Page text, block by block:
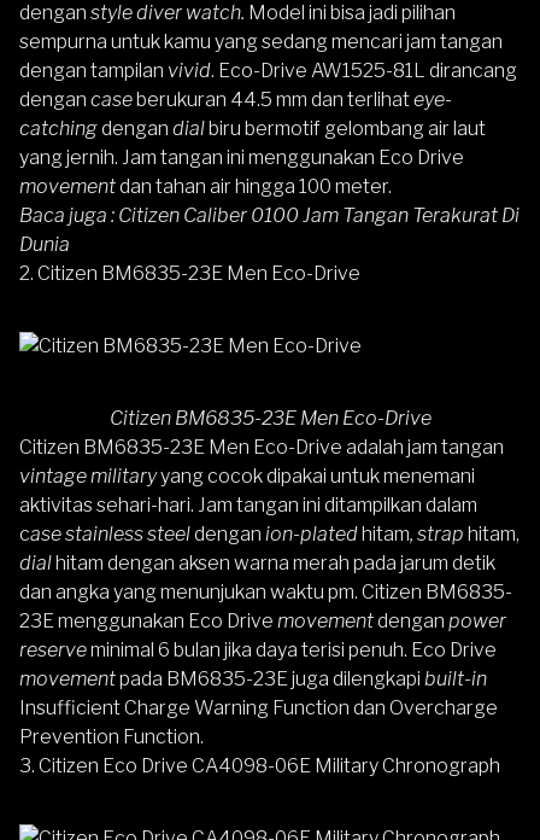
dengan style diver watch. Model ini bisa jadi pilihan
sempurna untuk kamu yang sedang mencari jam tangan
dengan tampilan vivid. Eco-Drive AW1525-81L dirancang
dengan caseberukuran 44.5 mm dan terlihateye-
catchingdengan dialbiru bermotif gelombang air laut
yang jernih. Jam tangan ini menggunakan Eco Drive
movementdan tahan air hingga 100 meter.
Baca juga : Citizen Caliber 0100 Jam Tangan Terakurat Di
Dunia
2. Citizen BM6835-23E Men Eco-Drive
Citizen BM6835-23E Men Eco-Drive
Citizen BM6835-23E Men Eco-Drive adalah jam tangan
vintage militaryyang cocok dipakai untuk menemani
aktivitas sehari-hari. Jam tangan ini ditampilkan dalam
case stainless steeldengan ion-platedhitam, strap hitam,
dialhitam dengan aksen warna merah pada jarum detik
dan angka yang menunjukan waktu pm. Citizen BM6835-
23E menggunakan Eco Drive movementdengan power
reserveminimal 6 bulan jika daya terisi penuh. Eco Drive
movementpada BM6835-23E juga dilengkapi built-in
Insufficient Charge Warning Function dan Overcharge
Prevention Function.
3. Citizen Eco Drive CA4098-06E Military Chronograph